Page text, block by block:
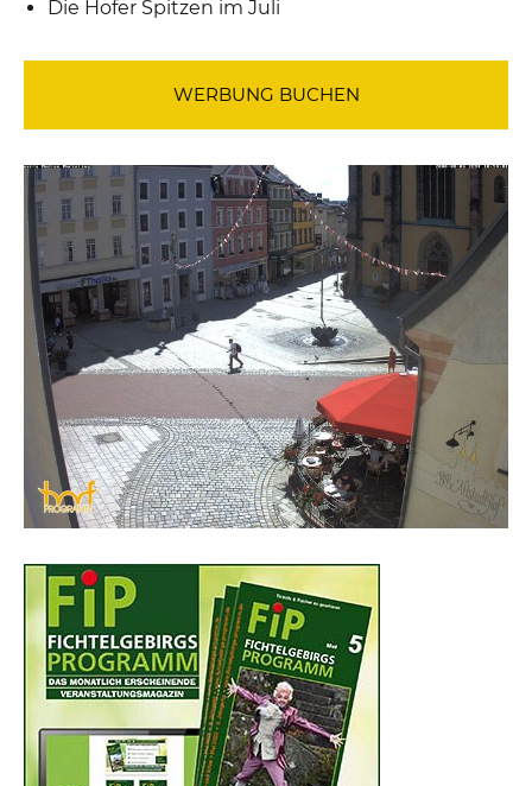
Die Hofer Spitzen im Juli
WERBUNG BUCHEN